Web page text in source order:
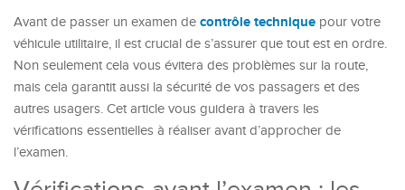
Avant de passer un examen de contrôle technique pour votre
véhicule utilitaire, il est crucial de s’assurer que tout est en ordre.
Non seulement cela vous évitera des problèmes sur la route,
mais cela garantit aussi la sécurité de vos passagers et des
autres usagers. Cet article vous guidera à travers les
vérifications essentielles à réaliser avant d’approcher de
l’examen.